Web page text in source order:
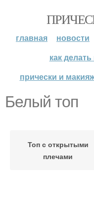
главная новости
как
прически и
Белый топ
Топ с открытыми
плечами